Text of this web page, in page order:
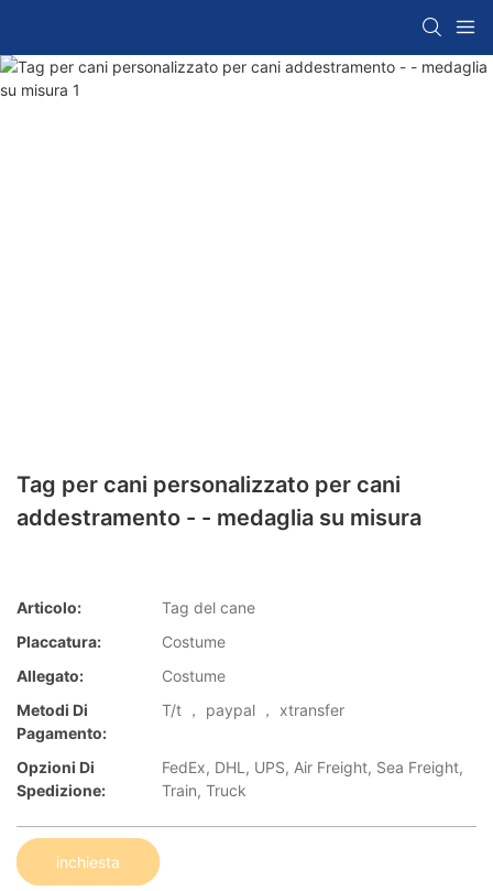
Tag per cani personalizzato per cani
addestramento - - medaglia su misura
Articolo:
Tag del cane
Placcatura:
Costume
Allegato:
Costume
Metodi Di
Pagamento:
T/t ， paypal ， xtransfer
Opzioni Di
Spedizione:
FedEx, DHL, UPS, Air Freight, Sea Freight,
Train, Truck
inchiesta